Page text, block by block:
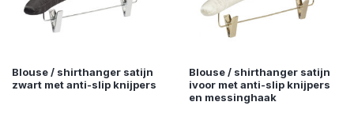
Blouse / shirthanger satijn
zwart met anti-slip knijpers
Blouse / shirthanger satijn
ivoor met anti-slip knijpers
en messinghaak